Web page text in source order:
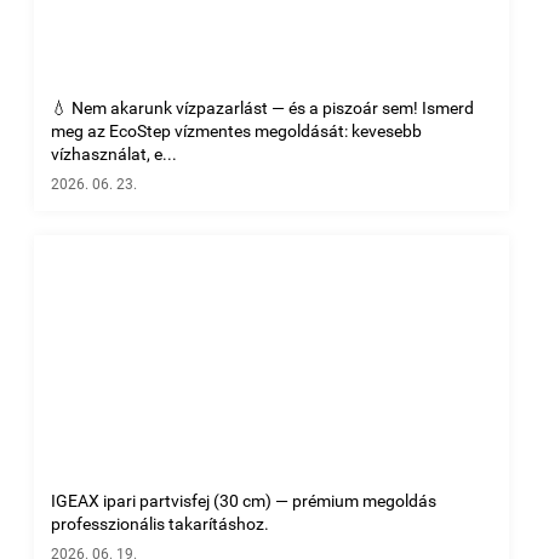
💧 Nem akarunk vízpazarlást — és a piszoár sem! Ismerd
meg az EcoStep vízmentes megoldását: kevesebb
vízhasználat, e...
2026. 06. 23.
IGEAX ipari partvisfej (30 cm) — prémium megoldás
professzionális takarításhoz.
2026. 06. 19.